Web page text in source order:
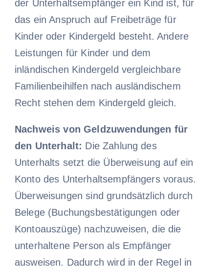
der Unterhaltsempfänger ein Kind ist, für
das ein Anspruch auf Freibeträge für
Kinder oder Kindergeld besteht. Andere
Leistungen für Kinder und dem
inländischen Kindergeld vergleichbare
Familienbeihilfen nach ausländischem
Recht stehen dem Kindergeld gleich.
Nachweis von Geldzuwendungen für
den Unterhalt: Die Zahlung des
Unterhalts setzt die Überweisung auf ein
Konto des Unterhaltsempfängers voraus.
Überweisungen sind grundsätzlich durch
Belege (Buchungsbestätigungen oder
Kontoauszüge) nachzuweisen, die die
unterhaltene Person als Empfänger
ausweisen. Dadurch wird in der Regel in